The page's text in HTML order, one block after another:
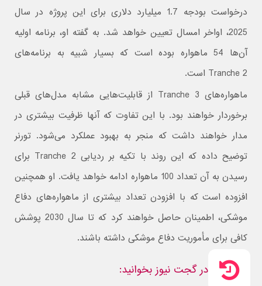
درخواست بودجه 1.7 میلیارد دلاری برای این پروژه در سال
2025، اواخر امسال تعیین خواهد شد. به گفته او، برنامه اولیه
آن‌ها 54 ماهواره بوده است که بسیار شبیه به برنامه‌های
Tranche 2 است.
ماهواره‌های Tranche 3 از قابلیت‌هایی مشابه مدل‌های قبلی
برخوردار خواهند بود. با این تفاوت که آنها ظرفیت بیشتری در
مدار خواهند داشت که منجر به بهبود عملکرد می‌شود. تورنر
توضیح داده که این روند با تکیه بر ردیابی Tranche 2 برای
رسیدن به آن تعداد 100 ماهواره ادامه خواهد یافت. او همچنین
افزوده است که با افزودن تعداد بیشتری از ماهواره‌های دفاع
موشکی، اطمینان حاصل خواهند کرد که تا سال 2030 پوشش
کافی برای مأموریت دفاع موشکی داشته باشند.
در گجت نیوز بخوانید: